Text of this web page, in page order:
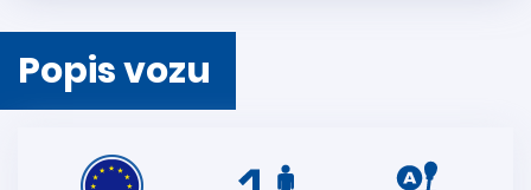
Popis vozu